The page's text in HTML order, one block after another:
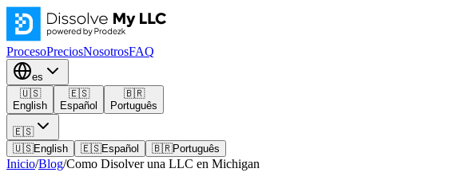
ProcesoPreciosNosotrosFAQ
es
🇺🇸
English
🇪🇸
Español
🇧🇷
Português
🇪🇸
🇺🇸English 🇪🇸Español 🇧🇷Português
Inicio/Blog/Como Disolver una LLC en Michigan